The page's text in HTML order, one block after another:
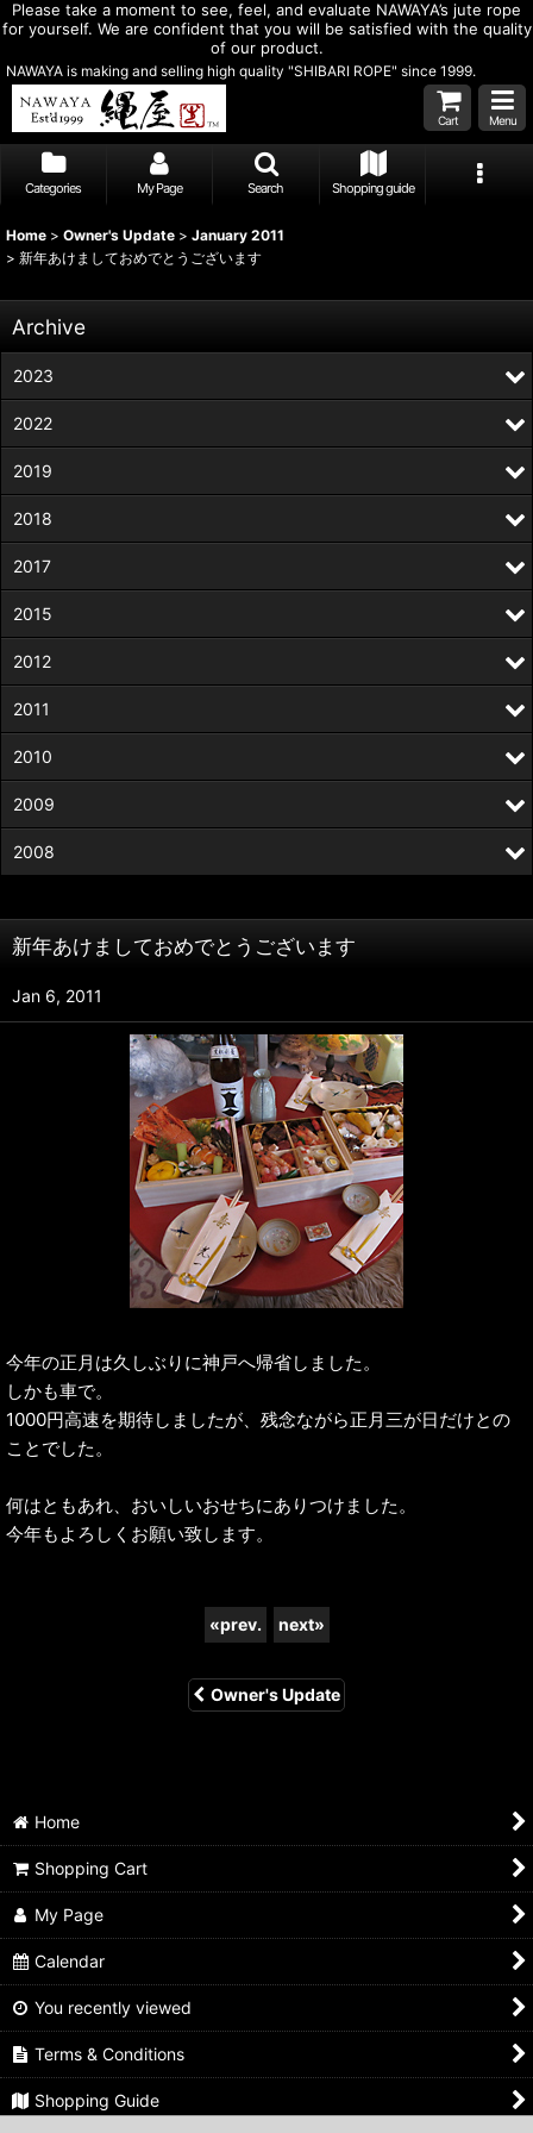
Please take a moment to see, feel, and evaluate NAWAYA’s jute rope
for yourself. We are confident that you will be satisfied with the quality
of our product.
NAWAYA is making and selling high quality "SHIBARI ROPE" since 1999.
Cart Menu
Categories My Page Search Shopping guide
Home > Owner's Update > January 2011
> 新年あけましておめでとうございます
新年あけましておめでとうございます
Jan 6, 2011
今年の正月は久しぶりに神戸へ帰省しました。
しかも車で。
1000円高速を期待しましたが、残念ながら正月三が日だけとの
ことでした。
何はともあれ、おいしいおせちにありつけました。
今年もよろしくお願い致します。
«prev. next»
Owner's Update
Archive
2023
2022
2019
2018
2017
2015
2012
2011
2010
2009
2008
Home
Shopping Cart
My Page
Calendar
You recently viewed
Terms & Conditions
Shopping Guide